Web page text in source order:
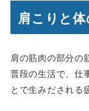
肩こりと
肩の筋肉の部分の
普段の生活で、仕
とで生みだされる